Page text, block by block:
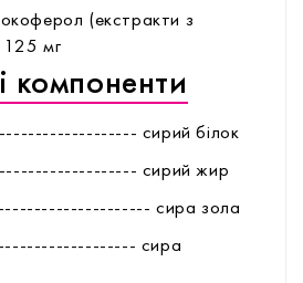
(екстракти з
125 мг
компоненти
сирий білок
сирий жир
сира зола
сира